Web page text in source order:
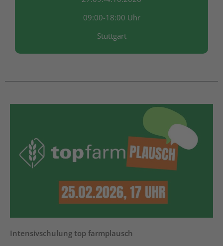
09:00-18:00 Uhr
Stuttgart
Intensivschulung top farmplausch